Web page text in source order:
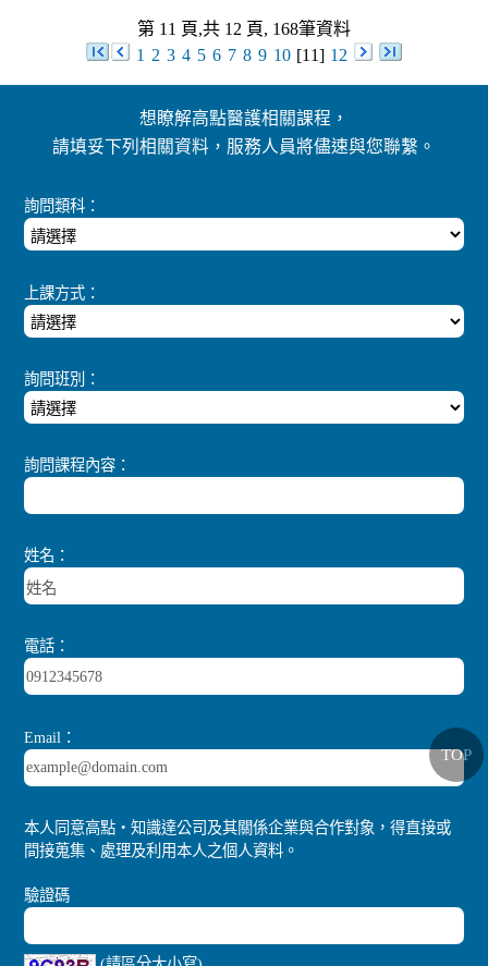
第 11 頁,共 12 頁, 168筆資料
1 2 3 4 5 6 7 8 9 10 [11] 12
想瞭解高點醫護相關課程，
請填妥下列相關資料，服務人員將儘速與您聯繫。
詢問類科：
上課方式：
詢問班別：
詢問課程內容：
姓名：
電話：
Email：
本人同意高點‧知識達公司及其關係企業與合作對象，得直接或
間接蒐集、處理及利用本人之個人資料。
驗證碼
TOP